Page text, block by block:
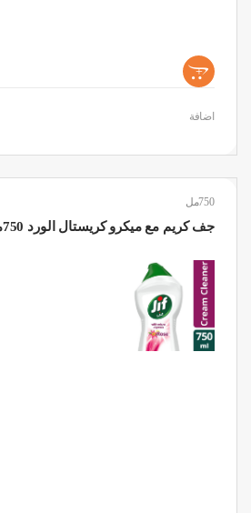
+
اضافة
750مل
جف كريم مع ميكرو كريستال الورد 750مل